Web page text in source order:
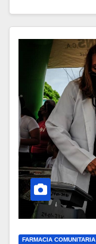
FARMACIA COMUNITARIA